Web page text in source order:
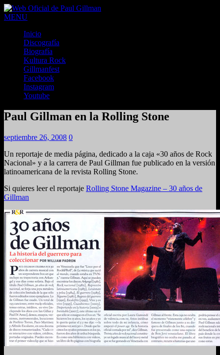
MENU
Inicio
Discografía
Biografía
Kultura Rock
Gillmanfest
Facebook
Instagram
Youtube
Paul Gillman en la Rolling Stone
septiembre 26, 2008 0
Un reportaje de media página, dedicado a la caja «30 años de Rock
Nacional» y a la carrera de Paul Gillman fue publicado en la versión
latinoamericana de la revista Rolling Stone.
Si quieres leer el reportaje Rolling Stone Magazine – 30 años de
Gillman